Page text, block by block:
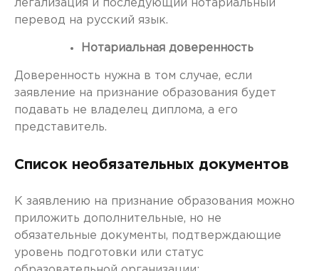
легализация и последующий нотариальный
перевод на русский язык.
Нотариальная доверенность
Доверенность нужна в том случае, если
заявление на признание образования будет
подавать не владелец диплома, а его
представитель.
Список необязательных документов
К заявлению на признание образования можно
приложить дополнительные, но не
обязательные документы, подтверждающие
уровень подготовки или статус